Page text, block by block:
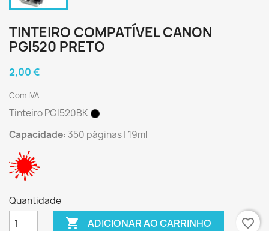
TINTEIRO COMPATÍVEL CANON
PGI520 PRETO
2,00 €
Com IVA
Tinteiro PGI520BK
Capacidade: 350 páginas | 19ml
Quantidade
 ADICIONAR AO CARRINHO favorite_border